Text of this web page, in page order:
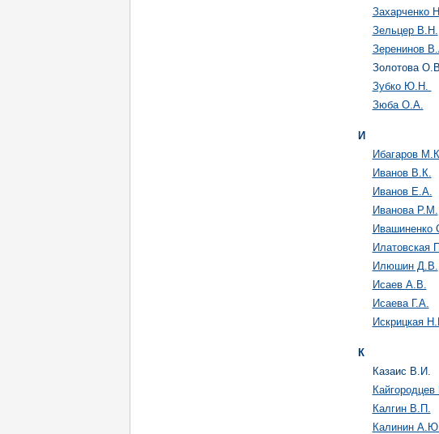
Захарченко
Зельцер В.Н.
Зеренинов
Золотова
Зубко Ю.Н.
Зюба О.А.
И
Ибагаров
Иванов В.К.
Иванов Е.А.
Иванова Р.М.
Ивашиненко
Илатовская
Илюшин Д.В.
Исаев А.В.
Исаева Г.А.
Искрицкая
К
Казаис В.И.
Калгин В.П.
Калинин